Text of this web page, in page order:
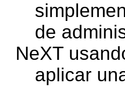
de
NeXT
aplicar